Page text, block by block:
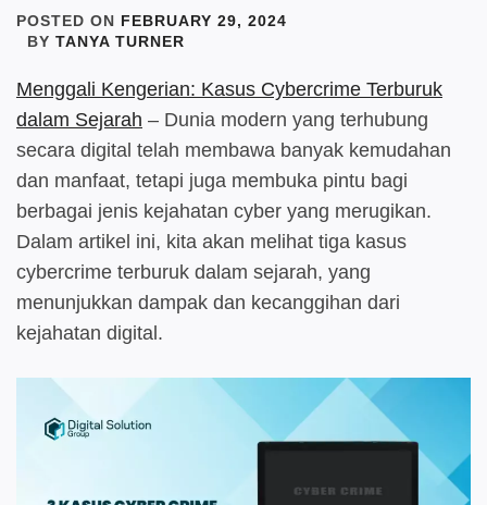
POSTED ON FEBRUARY 29, 2024
BY TANYA TURNER
Menggali Kengerian: Kasus Cybercrime Terburuk
dalam Sejarah – Dunia modern yang terhubung
secara digital telah membawa banyak kemudahan
dan manfaat, tetapi juga membuka pintu bagi
berbagai jenis kejahatan cyber yang merugikan.
Dalam artikel ini, kita akan melihat tiga kasus
cybercrime terburuk dalam sejarah, yang
menunjukkan dampak dan kecanggihan dari
kejahatan digital.